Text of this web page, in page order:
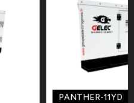
PANTHER-11YD